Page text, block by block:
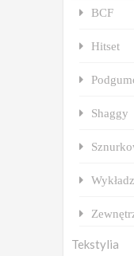
BCF
Hitset
Shaggy
Tekstylia